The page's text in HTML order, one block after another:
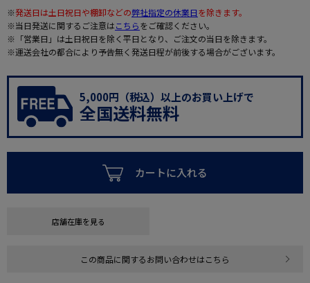
※発送日は土日祝日や棚卸などの弊社指定の休業日を除きます。
※当日発送に関するご注意はこちらをご確認ください。
※「営業日」は土日祝日を除く平日となり、ご注文の当日を除きます。
※運送会社の都合により予告無く発送日程が前後する場合がございます。
5,000円（税込）以上のお買い上げで
全国送料無料
カートに入れる
店舗在庫を見る
この商品に関するお問い合わせはこちら